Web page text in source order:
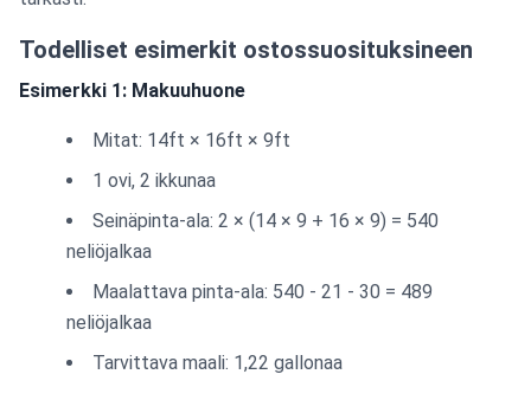
Todelliset esimerkit ostossuosituksineen
Esimerkki 1: Makuuhuone
Mitat: 14ft × 16ft × 9ft
1 ovi, 2 ikkunaa
Seinäpinta-ala: 2 × (14 × 9 + 16 × 9) = 540
neliöjalkaa
Maalattava pinta-ala: 540 - 21 - 30 = 489
neliöjalkaa
Tarvittava maali: 1,22 gallonaa